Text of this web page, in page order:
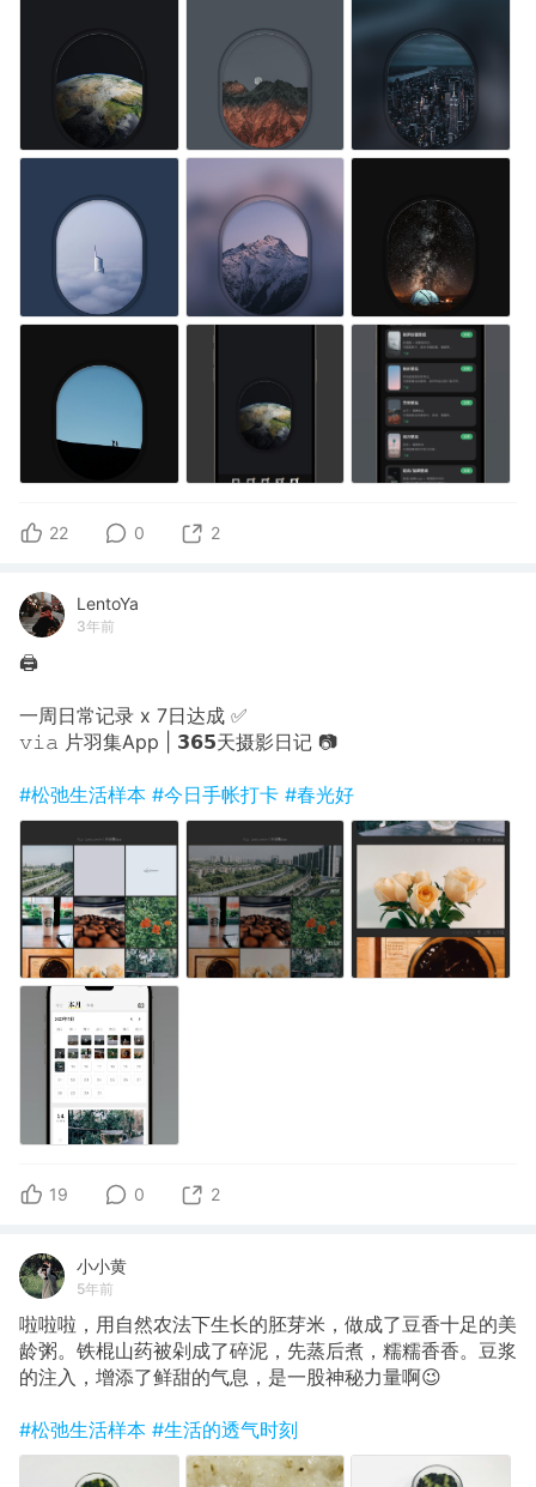
22 0 2
LentoYa
3年前
🖨
一周日常记录 x 7日达成 ✅
𝚟𝚒𝚊 片羽集App | 𝟯𝟲𝟱天摄影日记 📷
#松弛生活样本 #今日手帐打卡 #春光好
19 0 2
小小黄
5年前
啦啦啦，用自然农法下生长的胚芽米，做成了豆香十足的美
龄粥。铁棍山药被剁成了碎泥，先蒸后煮，糯糯香香。豆浆
的注入，增添了鲜甜的气息，是一股神秘力量啊😉
#松弛生活样本 #生活的透气时刻